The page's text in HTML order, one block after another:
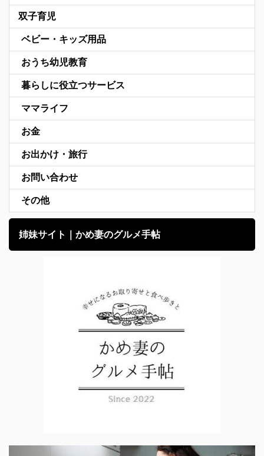
双子育児
ベビー・キッズ用品
おうち幼児教育
暮らしに役立つサービス
ママライフ
お金
お出かけ・旅行
お問い合わせ
その他
姉妹サイト｜かめ妻のグルメ手帖